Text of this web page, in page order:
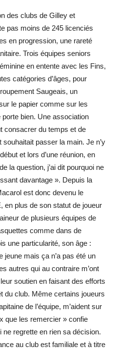
des clubs de Gilley et
pas moins de 245 licenciés
en progression, une rareté
Trois équipes seniors
en entente avec les Fins,
catégories d’âges, pour
Saugeais, un
le papier comme sur les
porte bien. Une association
consacrer du temps et de
souhaitait passer la main. Je n’y
et lors d’une réunion, en
la question, j’ai dit pourquoi ne
davantage ». Depuis la
est donc devenu le
en plus de son statut de joueur
de plusieurs équipes de
comme dans de
une particularité, son âge :
jeune mais ça n’a pas été un
autres qui au contraire m’ont
soutien en faisant des efforts
du club. Même certains joueurs
de l’équipe, m’aident sur
que les remercier » confie
regrette en rien sa décision.
au club est familiale et à titre